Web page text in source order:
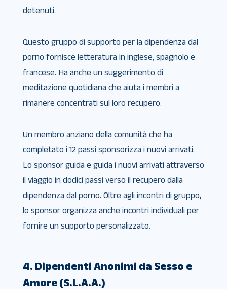
detenuti.
Questo gruppo di supporto per la dipendenza dal
porno fornisce letteratura in inglese, spagnolo e
francese. Ha anche un suggerimento di
meditazione quotidiana che aiuta i membri a
rimanere concentrati sul loro recupero.
Un membro anziano della comunità che ha
completato i 12 passi sponsorizza i nuovi arrivati.
Lo sponsor guida e guida i nuovi arrivati ​​attraverso
il viaggio in dodici passi verso il recupero dalla
dipendenza dal porno. Oltre agli incontri di gruppo,
lo sponsor organizza anche incontri individuali per
fornire un supporto personalizzato.
4. Dipendenti Anonimi da Sesso e
Amore (S.L.A.A.)